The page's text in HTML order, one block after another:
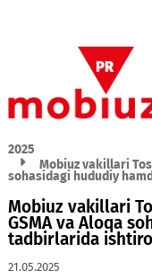
2025
Mobiuz vakillari
sohasidagi hududiy
Mobiuz vakillari
GSMA va Aloqa
tadbirlarida